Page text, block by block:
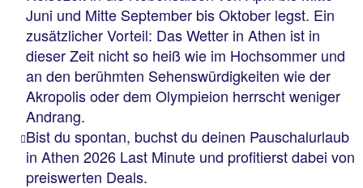
Juni und Mitte September bis Oktober legst. Ein
zusätzlicher Vorteil: Das Wetter in Athen ist in
dieser Zeit nicht so heiß wie im Hochsommer und
an den berühmten Sehenswürdigkeiten wie der
Akropolis oder dem Olympieion herrscht weniger
Andrang.
Bist du spontan, buchst du deinen Pauschalurlaub
in Athen 2026 Last Minute und profitierst dabei von
preiswerten Deals.